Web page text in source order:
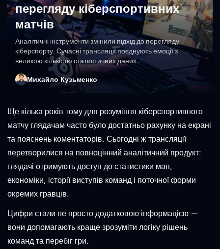
перегляду кіберспортивних
матчів
Аналітичні інструменти змінили підхід до перегляду
кіберспорту. Сучасні трансляції поєднують емоції з
великою кількістю статистичних даних.
Михайло Кузьменко
Ще кілька років тому для розуміння кіберспортивного
матчу глядачам часто було достатньо рахунку на екрані
та пояснень коментаторів. Сьогодні ж трансляції
перетворилися на повноцінний аналітичний продукт:
глядачі отримують доступ до статистики мап,
економіки, історії виступів команд і поточної форми
окремих гравців.
Цифри стали не просто додатковою інформацією —
вони допомагають краще зрозуміти логіку рішень
команд та перебіг гри.